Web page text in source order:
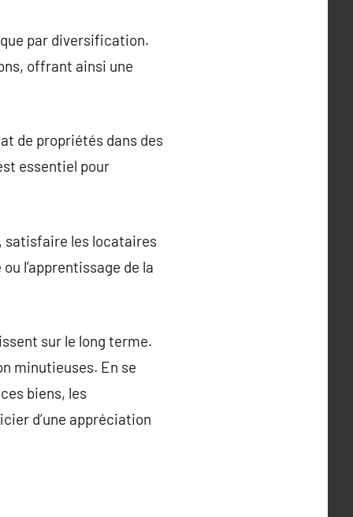
par diversification.
offrant ainsi une
de propriétés dans des
essentiel pour
satisfaire les locataires
l’apprentissage de la
sur le long terme.
minutieuses. En se
biens, les
d’une appréciation